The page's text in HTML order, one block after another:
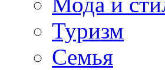
Туризм
Семья